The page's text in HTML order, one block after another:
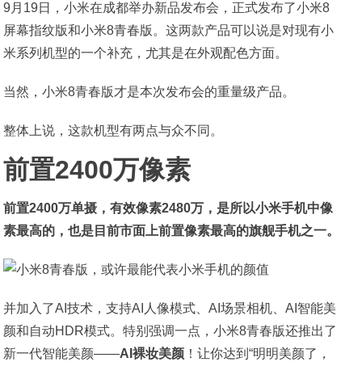
9月19日，小米在成都举办新品发布会，正式发布了小米8
屏幕指纹版和小米8青春版。这两款产品可以说是对现有小
米系列机型的一个补充，尤其是在外观配色方面。
当然，小米8青春版才是本次发布会的重量级产品。
整体上说，这款机型有两点与众不同。
前置2400万像素
前置2400万单摄，有效像素2480万，是所以小米手机中像
素最高的，也是目前市面上前置像素最高的旗舰手机之一。
并加入了AI技术，支持AI人像模式、AI场景相机、AI智能美
颜和自动HDR模式。特别强调一点，小米8青春版还推出了
新一代智能美颜——AI裸妆美颜 ！让你达到“明明美颜了，